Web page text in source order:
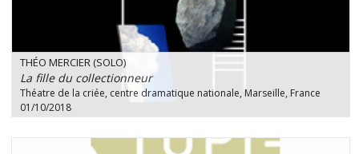
THÉO MERCIER (SOLO)
La fille du collectionneur
Théatre de la criée, centre dramatique nationale, Marseille, France
01/10/2018